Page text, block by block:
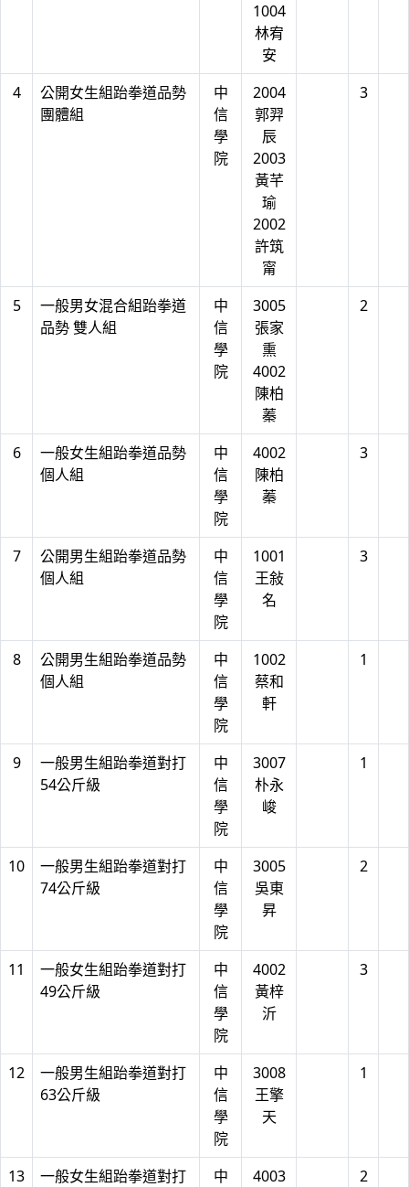
1004
林宥
安
4
公開女生組跆拳道品勢
團體組
中
信
學
院
2004
郭羿
辰
2003
黃芊
瑜
2002
許筑
甯
3
5
一般男女混合組跆拳道
品勢 雙人組
中
信
學
院
3005
張家
熏
4002
陳柏
蓁
2
6
一般女生組跆拳道品勢
個人組
中
信
學
院
4002
陳柏
蓁
3
7
公開男生組跆拳道品勢
個人組
中
信
學
院
1001
王敍
名
3
8
公開男生組跆拳道品勢
個人組
中
信
學
院
1002
蔡和
軒
1
9
一般男生組跆拳道對打
54公斤級
中
信
學
院
3007
朴永
峻
1
10
一般男生組跆拳道對打
74公斤級
中
信
學
院
3005
吳東
昇
2
11
一般女生組跆拳道對打
49公斤級
中
信
學
院
4002
黃梓
沂
3
12
一般男生組跆拳道對打
63公斤級
中
信
學
院
3008
王擎
天
1
13
一般女生組跆拳道對打
中
4003
2